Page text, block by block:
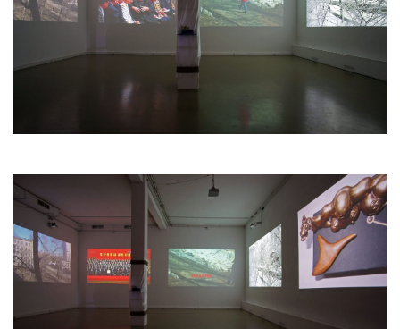
записей уже более 60 штук. Они и
составляют корпус видео повторов
формирующих собственный медиум. Друг от
друга эти повторы, конечно, отличаются: по
улице гуляли разные люди, происходили
наблюдаем безыскусную жизнь обывателей,
не нарушаемую какими-то
экстраординарными происшествиями. И все
снято с одной точки, что увеличивает
монотонность видео картинки. В этот
видеоматериал Монастырский помещает